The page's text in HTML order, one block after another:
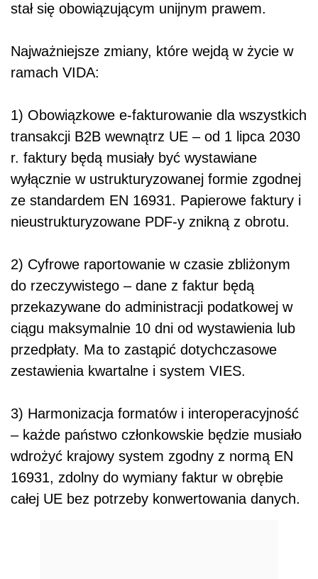
stał się obowiązującym unijnym prawem.
Najważniejsze zmiany, które wejdą w życie w
ramach VIDA:
1) Obowiązkowe e-fakturowanie dla wszystkich
transakcji B2B wewnątrz UE – od 1 lipca 2030
r. faktury będą musiały być wystawiane
wyłącznie w ustrukturyzowanej formie zgodnej
ze standardem EN 16931. Papierowe faktury i
nieustrukturyzowane PDF-y znikną z obrotu.
2) Cyfrowe raportowanie w czasie zbliżonym
do rzeczywistego – dane z faktur będą
przekazywane do administracji podatkowej w
ciągu maksymalnie 10 dni od wystawienia lub
przedpłaty. Ma to zastąpić dotychczasowe
zestawienia kwartalne i system VIES.
3) Harmonizacja formatów i interoperacyjność
– każde państwo członkowskie będzie musiało
wdrożyć krajowy system zgodny z normą EN
16931, zdolny do wymiany faktur w obrębie
całej UE bez potrzeby konwertowania danych.